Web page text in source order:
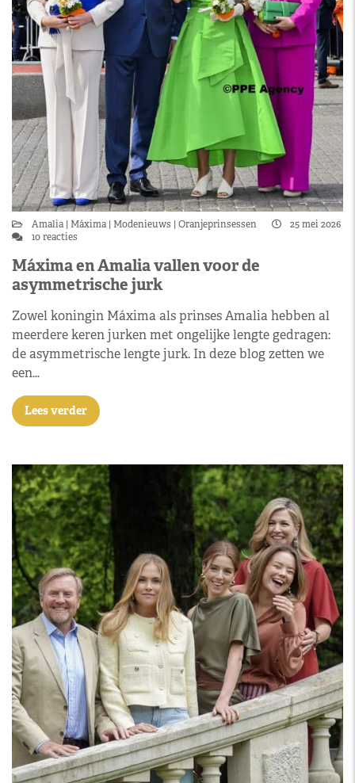
Amalia Máxima Modenieuws Oranjeprinsessen
25 mei 2026
10 reacties
Máxima en Amalia vallen voor de
asymmetrische jurk
Zowel koningin Máxima als prinses Amalia hebben al
meerdere keren jurken met ongelijke lengte gedragen:
de asymmetrische lengte jurk. In deze blog zetten we
een…
Lees verder